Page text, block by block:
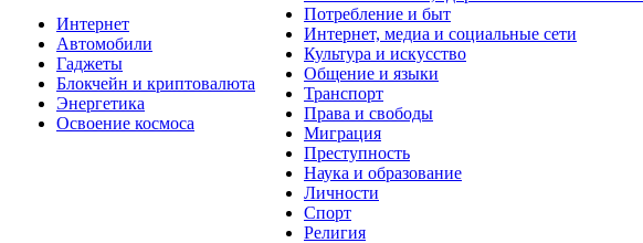
Интернет
Автомобили
Гаджеты
Блокчейн и криптовалюта
Энергетика
Освоение космоса
Потребление и быт
Интернет, медиа и социальные сети
Культура и искусство
Общение и языки
Транспорт
Права и свободы
Миграция
Преступность
Наука и образование
Личности
Спорт
Религия